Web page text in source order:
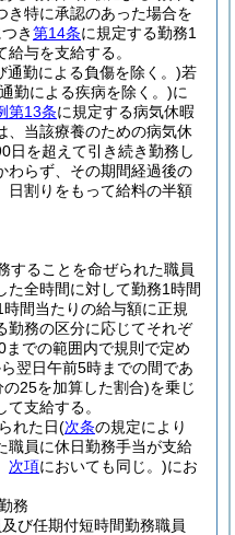
き特に承認のあった場合を
き第14条に規定する勤務1
与を支給する。
通勤による負傷を除く。)若
勤による疾病を除く。)に
第13条に規定する病気休暇
、当該療養のための病気休
日を超えて引き続き勤務し
わらず、その期間経過後の
日割りをもって給料の半額
することを命ぜられた職員
た全時間に対して勤務1時間
間当たりの給与額に正規
勤務の区分に応じてそれぞ
での範囲内で規則で定め
翌日午前5時までの間であ
25を加算した割合)を乗じ
支給する。
れた日(次条の規定により
職員に休日勤務手当が支給
次項においても同じ。)にお
務
び任期付短時間勤務職員